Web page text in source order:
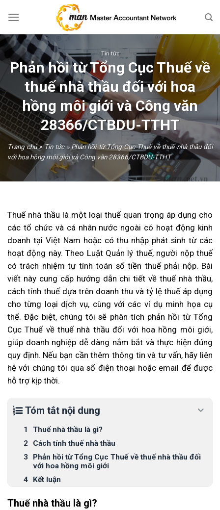
Tin tức
Phản hồi từ Tổng Cục Thuế về
thuế nhà thầu đối với hoa
hồng môi giới và Công văn
28366/CTBDU-TTHT
Trang chủ»Tin tức» Phản hồi từ Tổng Cục Thuế về thuế nhà thầu đối
với hoa hồng môi giới và Công văn 28366/CTBDU-TTHT
Thuế nhà thầu là một loại thuế quan trọng áp dụng cho
các tổ chức và cá nhân nước ngoài có hoạt động kinh
doanh tại Việt Nam hoặc có thu nhập phát sinh từ các
hoạt động này. Theo Luật Quản lý thuế, người nộp thuế
có trách nhiệm tự tính toán số tiền thuế phải nộp. Bài
viết này cung cấp hướng dẫn chi tiết về thuế nhà thầu,
cách tính thuế dựa trên doanh thu và tỷ lệ thuế áp dụng
cho từng loại dịch vụ, cùng với các ví dụ minh họa cụ
thể. Đặc biệt, chúng tôi sẽ phân tích phản hồi từ Tổng
Cục Thuế về thuế nhà thầu đối với hoa hồng môi giới,
giúp doanh nghiệp dễ dàng nắm bắt và thực hiện đúng
quy định. Nếu bạn cần thêm thông tin và tư vấn, hãy liên
hệ với chúng tôi qua số điện thoại hoặc email để được
hỗ trợ kịp thời.
Tóm tắt nội dung
Thuế nhà thầu là gì?
Cách tính thuế nhà thầu
Phản hồi từ Tổng Cục Thuế về thuế nhà thầu đối
với hoa hồng môi giới
Kết luận
Thuế nhà thầu là gì?